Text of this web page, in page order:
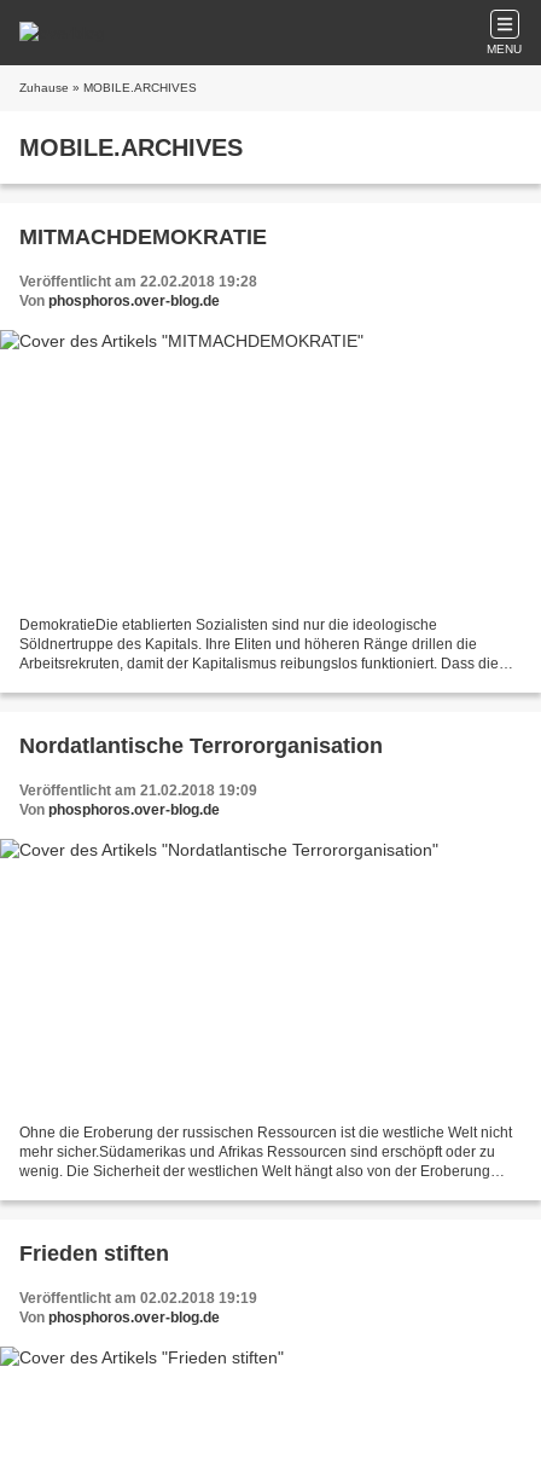
MENU
Zuhause » MOBILE.ARCHIVES
MOBILE.ARCHIVES
MITMACHDEMOKRATIE
Veröffentlicht am 22.02.2018 19:28
Von phosphoros.over-blog.de
DemokratieDie etablierten Sozialisten sind nur die ideologische
Söldnertruppe des Kapitals. Ihre Eliten und höheren Ränge drillen die
Arbeitsrekruten, damit der Kapitalismus reibungslos funktioniert. Dass die
Nordatlantische Terrororganisation
Veröffentlicht am 21.02.2018 19:09
Von phosphoros.over-blog.de
Ohne die Eroberung der russischen Ressourcen ist die westliche Welt nicht
mehr sicher.Südamerikas und Afrikas Ressourcen sind erschöpft oder zu
wenig. Die Sicherheit der westlichen Welt hängt also von der Eroberung
Frieden stiften
Veröffentlicht am 02.02.2018 19:19
Von phosphoros.over-blog.de